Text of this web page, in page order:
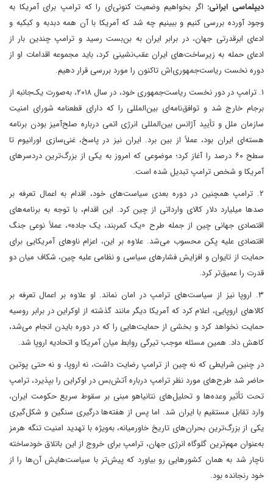
دیپلماسی ایرانی: اگر بخواهیم وضعیت کنونی‌ای را که ترامپ برای آمریکا به
وجود آورده بررسی کنیم و ببینیم چه شد که آمریکا با آن همه دبدبه و کبکبه و
ادعای ابرقدرتی جهان، در برابر ایران به بن‌بست رسید و ترامپ چندین بار از
ادعای حمله به زیرساخت‌های ایران عقب‌نشینی کرد، باید مجموعه اقدامات او از
دوره نخست ریاست‌جمهوری‌اش تاکنون را مورد بررسی قرار دهیم.
۱. ترامپ در دور نخست ریاست‌جمهوری خود، در سال ۲۰۱۸، به‌صورت یک‌جانبه از
برجام خارج شد و توافق‌نامه‌ای بین‌المللی را که دارای قطعنامه شورای امنیت
سازمان ملل و تأیید آژانس بین‌المللی انرژی اتمی درباره صلح‌آمیز بودن برنامه
هسته‌ای ایران بود، عملاً از بین برد. ایران نیز در پاسخ، غنی‌سازی اورانیوم تا
سطح ۶۰ درصد را آغاز کرد؛ موضوعی که امروز به یکی از بزرگ‌ترین دردسرهای
آمریکا و شخص ترامپ تبدیل شده است.
۲. ترامپ همچنین در دوره بعدی سیاست‌های خود، اقدام به اعمال تعرفه بر
صدها میلیارد دلار کالای وارداتی از چین کرد. این اقدام، با توجه به برنامه‌های
اقتصادی جهانی چین از جمله طرح «یک کمربند، یک جاده»، عملاً نوعی جنگ
اقتصادی علیه پکن محسوب می‌شد. علاوه بر این، اعزام ناوهای آمریکایی برای
حمایت از تایوان و افزایش فشارهای سیاسی و نظامی علیه چین، شکاف میان دو
قدرت را عمیق‌تر کرد.
۳. اروپا نیز از سیاست‌های ترامپ در امان نماند. او علاوه بر اعمال تعرفه بر
کالاهای اروپایی، اعلام کرد که آمریکا دیگر مانند گذشته از اوکراین در برابر روسیه
حمایت نخواهد کرد و بخشی از حمایت‌هایی را که در دوره بایدن انجام می‌شد،
کاهش داد. همین مسئله موجب تیرگی روابط میان آمریکا و اتحادیه اروپا شد.
در چنین شرایطی که نه چین از ترامپ رضایت داشت، نه اروپا، و نه حتی پوتین
حاضر شد طرح‌های مورد نظر ترامپ درباره آتش‌بس در اوکراین را بپذیرد، ترامپ
تحت تأثیر وعده‌ها و تحلیل‌های نتانیاهو مبنی بر سقوط سریع حکومت ایران،
وارد تقابل مستقیم با ایران شد. اما پس از هفته‌ها درگیری سنگین و شکل‌گیری
یکی از بزرگ‌ترین بحران‌های تاریخ خاورمیانه، به‌ویژه با تهدید امنیت تنگه هرمز
به‌عنوان مهم‌ترین گلوگاه انرژی جهان، ترامپ برای خروج از این باتلاق خودساخته
ناچار شد به همان کشورهایی رو بیاورد که پیش‌تر با سیاست‌هایش آن‌ها را از
خود رنجانده بود.